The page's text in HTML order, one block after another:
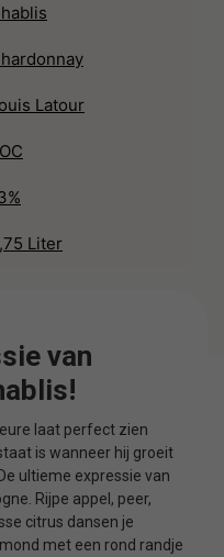
Latour
Liter
van
laat perfect zien
is wanneer hij groeit
ultieme expressie van
Rijpe appel, peer,
citrus dansen je
met een rond randje